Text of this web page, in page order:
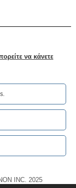
να κάνετε
INC. 2025